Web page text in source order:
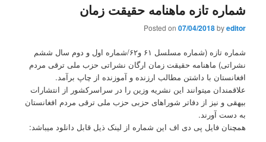
شماره تازه ماهنامه حقیقت زمان
Posted on 07/04/2018byeditor
شماره تازه (شماره مسلسل ۶۱ و۶۲/شماره اول و دوم سال ششم
نشراتی) ماهنامه حقیقت زمان ارگان نشراتی حزب ملی ترقی مردم
افغانستان با داشتن مطالب ارزنده و آموزنده از چاپ برآمد.
علاقمندان میتوانند این نشریه وزین را در سراسرکشور از انتشارات
بیهقی و نیز از دفاتر شوراهای حزبی حزب ملی ترقی مردم افغانستان
به دست آورند.
همچنان فایل پی دی اف این شماره از لینک ذیل قابل دانلود میباشد: